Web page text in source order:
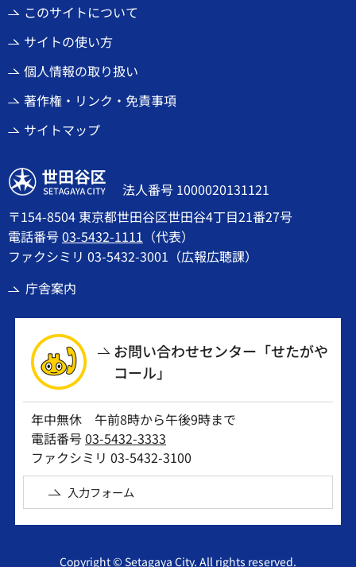
このサイトについて
サイトの使い方
個人情報の取り扱い
著作権・リンク・免責事項
サイトマップ
世田谷区
法人番号 1000020131121
〒154-8504 東京都世田谷区世田谷4丁目21番27号
電話番号03-5432-1111 （代表）
ファクシミリ 03-5432-3001（広報広聴課）
庁舎案内
お問い合わせセンター「せたがや
コール」
年中無休 午前8時から午後9時まで
電話番号03-5432-3333
ファクシミリ 03-5432-3100
入力フォーム
Copyright © Setagaya City. All rights reserved.